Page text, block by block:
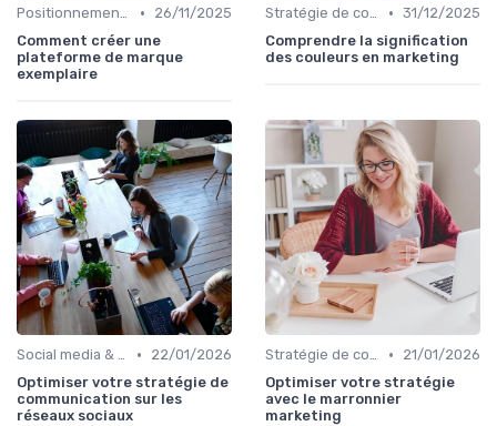
Positionnement de marque & image •
26/11/2025
Comment créer une
plateforme de marque
exemplaire
Stratégie de communication d’entreprise • 31/12/2025
Comprendre la signification
des couleurs en marketing
Social media & e-réputation •
22/01/2026
Optimiser votre stratégie de
communication sur les
réseaux sociaux
Stratégie de communication d’entreprise •
21/01/2026
Optimiser votre stratégie
avec le marronnier
marketing